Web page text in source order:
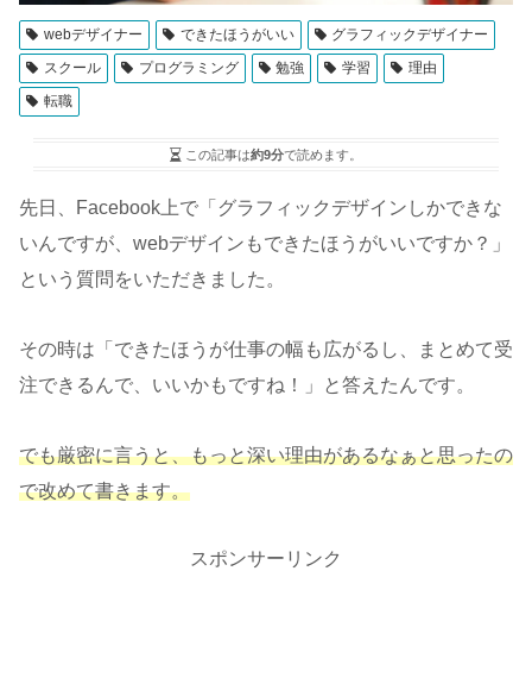
webデザイナー できたほうがいい
グラフィックデザイナー
スクール
プログラミング 勉強 学習
理由
転職
この記事は約9分で読めます。
先日、Facebook上で「グラフィックデザインしかできな
いんですが、webデザインもできたほうがいいですか？」
という質問をいただきました。
その時は「できたほうが仕事の幅も広がるし、まとめて受
注できるんで、いいかもですね！」と答えたんです。
でも厳密に言うと、もっと深い理由があるなぁと思ったの
で改めて書きます。
スポンサーリンク